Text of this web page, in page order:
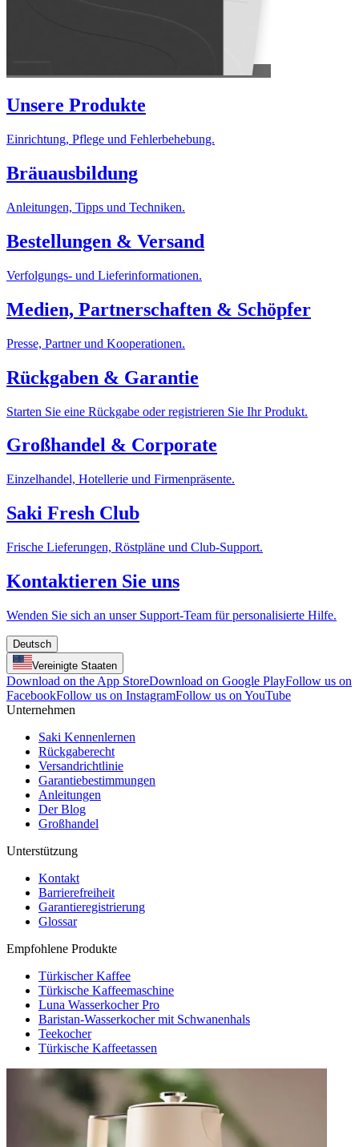
Unsere Produkte
Einrichtung, Pflege und Fehlerbehebung.
Bräuausbildung
Anleitungen, Tipps und Techniken.
Bestellungen & Versand
Verfolgungs- und Lieferinformationen.
Medien, Partnerschaften & Schöpfer
Presse, Partner und Kooperationen.
Rückgaben & Garantie
Starten Sie eine Rückgabe oder registrieren Sie Ihr Produkt.
Großhandel & Corporate
Einzelhandel, Hotellerie und Firmenpräsente.
Saki Fresh Club
Frische Lieferungen, Röstpläne und Club-Support.
Kontaktieren Sie uns
Wenden Sie sich an unser Support-Team für personalisierte Hilfe.
Deutsch
Vereinigte Staaten
Download on the App StoreDownload on Google PlayFollow us on
FacebookFollow us on InstagramFollow us on YouTube
Unternehmen
Saki Kennenlernen
Rückgaberecht
Versandrichtlinie
Garantiebestimmungen
Anleitungen
Der Blog
Großhandel
Unterstützung
Kontakt
Barrierefreiheit
Garantieregistrierung
Glossar
Empfohlene Produkte
Türkischer Kaffee
Türkische Kaffeemaschine
Luna Wasserkocher Pro
Baristan-Wasserkocher mit Schwanenhals
Teekocher
Türkische Kaffeetassen